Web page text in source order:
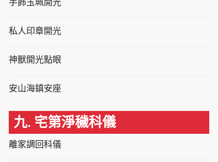
手飾玉珮開光
私人印章開光
神獸開光點眼
安山海鎮安座
九. 宅第淨穢科儀
離家調回科儀